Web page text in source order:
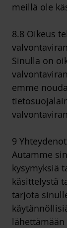
meillä ole
8.8 Oikeus
Sinulla on
emme
9
Autamme
kysymyksiä
käsittelystä
tarjota